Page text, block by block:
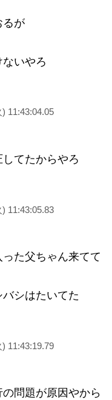
るが
いやろ
11:43:04.05
てたからやろ
11:43:05.83
た父ちゃん来てて
シはたいてた
11:43:19.79
問題が原因やから